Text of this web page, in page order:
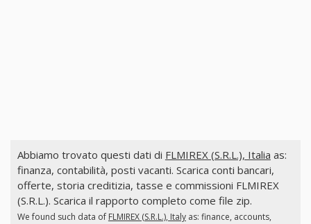
Abbiamo trovato questi dati di FLMIREX (S.R.L.), Italia as:
finanza, contabilità, posti vacanti. Scarica conti bancari,
offerte, storia creditizia, tasse e commissioni FLMIREX
(S.R.L.). Scarica il rapporto completo come file zip.
We found such data of FLMIREX (S.R.L.), Italyas: finance, accounts,